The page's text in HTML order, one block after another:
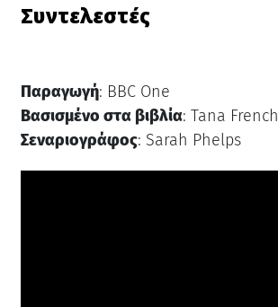
Συντελεστές
Παραγωγή: BBC One
Βασισμένο στα βιβλία: Tana French
Σεναριογράφος: Sarah Phelps